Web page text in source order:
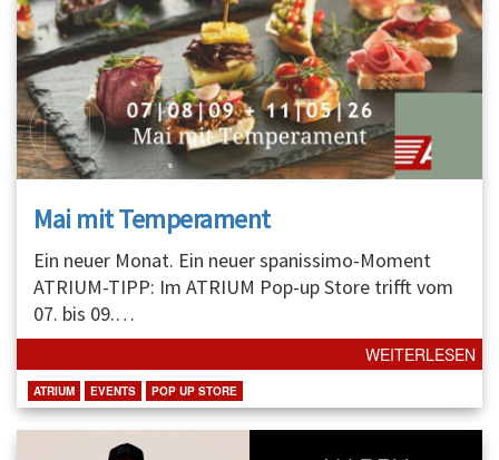
Mai mit Temperament
Ein neuer Monat. Ein neuer spanissimo-Moment
ATRIUM-TIPP: Im ATRIUM Pop-up Store trifft vom
07. bis 09.…
WEITERLESEN
ATRIUM EVENTS POP UP STORE